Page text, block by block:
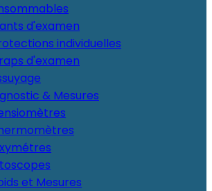
d'examen
individuelles
d'examen
& Mesures
et Mesures